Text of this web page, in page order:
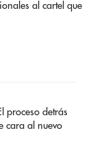
al cartel que
proceso detrás
cara al nuevo